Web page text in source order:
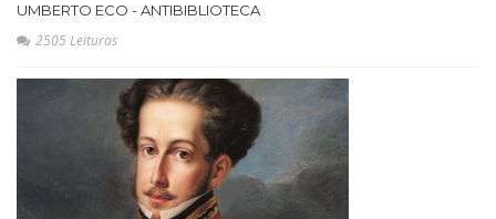
UMBERTO ECO - ANTIBIBLIOTECA
2505 Leituras